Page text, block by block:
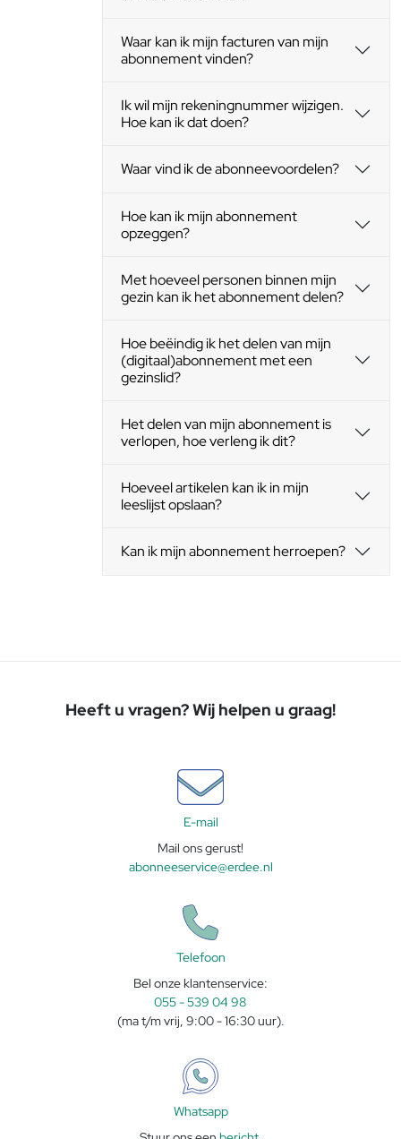
Waar kan ik mijn facturen van mijn
abonnement vinden?
Ik wil mijn rekeningnummer wijzigen.
Hoe kan ik dat doen?
Waar vind ik de abonneevoordelen?
Hoe kan ik mijn abonnement
opzeggen?
Met hoeveel personen binnen mijn
gezin kan ik het abonnement delen?
Hoe beëindig ik het delen van mijn
(digitaal)abonnement met een
gezinslid?
Het delen van mijn abonnement is
verlopen, hoe verleng ik dit?
Hoeveel artikelen kan ik in mijn
leeslijst opslaan?
Kan ik mijn abonnement herroepen?
Heeft u vragen? Wij helpen u graag!
E-mail
Mail ons gerust!
abonneeservice@erdee.nl
Telefoon
Bel onze klantenservice:
055 - 539 04 98
(ma t/m vrij, 9:00 - 16:30 uur).
Whatsapp